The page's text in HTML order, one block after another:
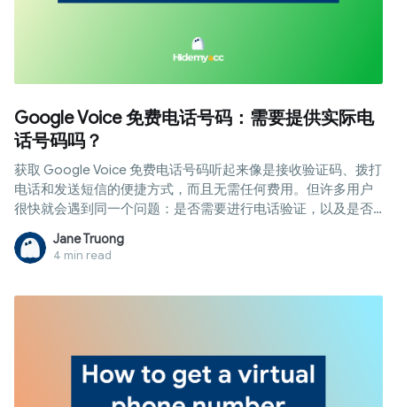
Google Voice 免费电话号码：需要提供实际电
话号码吗？
获取 Google Voice 免费电话号码听起来像是接收验证码、拨打
电话和发送短信的便捷方式，而且无需任何费用。但许多用户
很快就会遇到同一个问题：是否需要进行电话验证，以及是否
可以跳过验证？
Jane Truong
4 min read